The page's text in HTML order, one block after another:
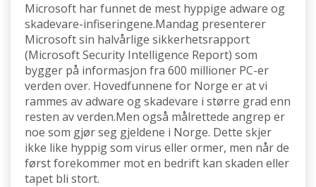
Microsoft har funnet de mest hyppige adware og
skadevare-infiseringene.Mandag presenterer
Microsoft sin halvårlige sikkerhetsrapport
(Microsoft Security Intelligence Report) som
bygger på informasjon fra 600 millioner PC-er
verden over. Hovedfunnene for Norge er at vi
rammes av adware og skadevare i større grad enn
resten av verden.Men også målrettede angrep er
noe som gjør seg gjeldene i Norge. Dette skjer
ikke like hyppig som virus eller ormer, men når de
først forekommer mot en bedrift kan skaden eller
tapet bli stort.